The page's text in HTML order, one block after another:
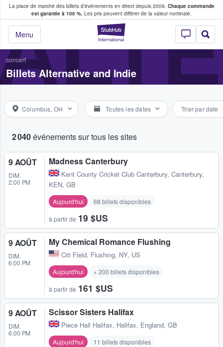
La place de marché des billets d’événements en direct depuis 2009. Chaque commande
est garantie à 100 %. Les prix peuvent différer de la valeur nominale.
StubHub - Où
Menu
fans achètent et vendent des billets
concert
Billets Alternative and Indie
Columbus, OH Toutes les dates Trier par date
2 040événements sur tous les sites
9 AOÛT
DIM.
2:00 PM
Madness Canterbury
Kent County Cricket Club Canterbury, Canterbury,
KEN, GB
Aujourd'hui 68 billets disponibles
à partir de 19 $US
9 AOÛT
DIM.
6:00 PM
My Chemical Romance Flushing
Citi Field, Flushing, NY, US
Aujourd'hui + 200 billets disponibles
à partir de 161 $US
9 AOÛT
DIM.
6:00 PM
Scissor Sisters Halifax
Piece Hall Halifax, Halifax, England, GB
Aujourd'hui 11 billets disponibles